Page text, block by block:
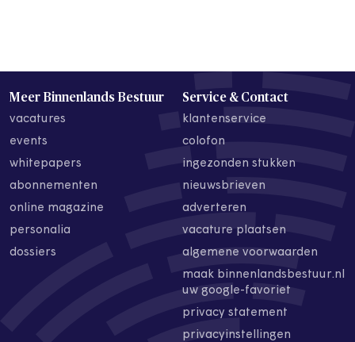
Meer Binnenlands Bestuur
vacatures
events
whitepapers
abonnementen
online magazine
personalia
dossiers
Service & Contact
klantenservice
colofon
ingezonden stukken
nieuwsbrieven
adverteren
vacature plaatsen
algemene voorwaarden
maak binnenlandsbestuur.nl
uw google-favoriet
privacy statement
privacyinstellingen